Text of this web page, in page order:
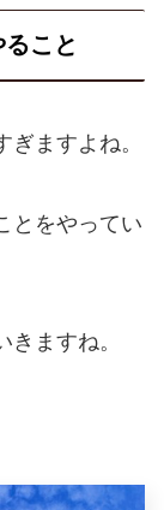
こと
ますよね。
とをやってい
ますね。